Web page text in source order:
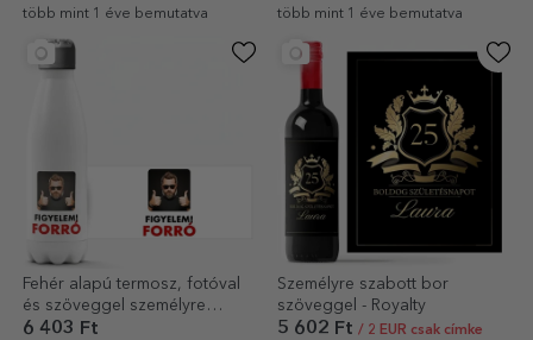
több mint 1 éve bemutatva
több mint 1 éve bemutatva
Fehér alapú termosz, fotóval
és szöveggel személyre
szabva - Hot
6 403 Ft
Személyre szabott bor
szöveggel - Royalty
5 602 Ft / 2 EUR csak címke